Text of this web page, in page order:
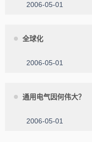
2006-05-01
全球化
2006-05-01
通用电气因何伟大？
2006-05-01